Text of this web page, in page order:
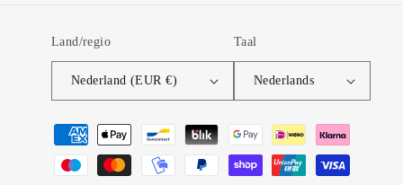
Land/regio
Nederland (EUR €)
Taal
Nederlands
Betaalmethoden